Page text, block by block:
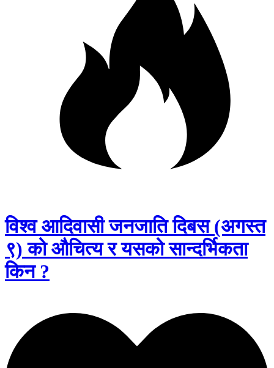
विश्व आदिवासी जनजाति दिबस (अगस्त
९) को औचित्य र यसको सान्दर्भिकता
किन ?